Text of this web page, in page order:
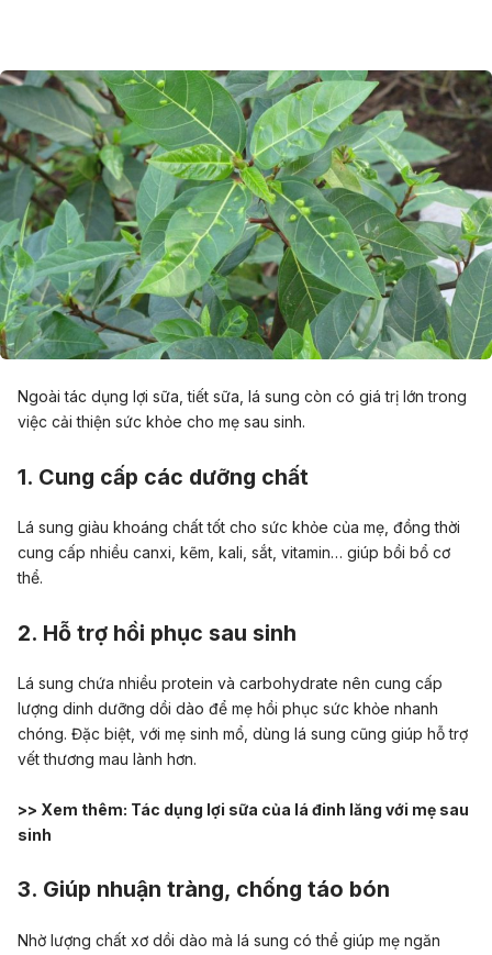
Ngoài tác dụng lợi sữa, tiết sữa, lá sung còn có giá trị lớn trong
việc cải thiện sức khỏe cho mẹ sau sinh.
1. Cung cấp các dưỡng chất
Lá sung giàu khoáng chất tốt cho sức khỏe của mẹ, đồng thời
cung cấp nhiều canxi, kẽm, kali, sắt, vitamin… giúp bồi bổ cơ
thể.
2. Hỗ trợ hồi phục sau sinh
Lá sung chứa nhiều protein và carbohydrate nên cung cấp
lượng dinh dưỡng dồi dào để mẹ hồi phục sức khỏe nhanh
chóng. Đặc biệt, với mẹ sinh mổ, dùng lá sung cũng giúp hỗ trợ
vết thương mau lành hơn.
>> Xem thêm: Tác dụng lợi sữa của lá đinh lăng với mẹ sau
sinh
3. Giúp nhuận tràng, chống táo bón
Nhờ lượng chất xơ dồi dào mà lá sung có thể giúp mẹ ngăn